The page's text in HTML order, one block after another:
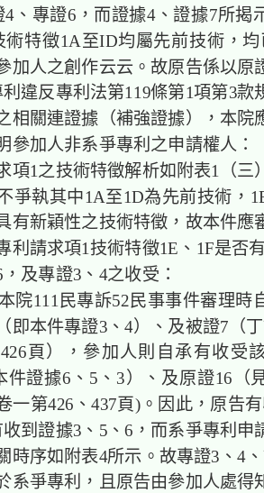
4、專證6，而證據4、證據7所揭
術特徵1A至ID均屬先前技術，
加人之創作云云。故原告係以原
違反專利法第119條第1項第3款
相關連證據（補強證據），本
明參加人非系爭專利之申請權
1之技術特徵解析如附表1（三
爭執其中1A至1D為先前技術，
有新穎性之技術特徵，故本件應
利請求項1技術特徵1E、1F是否
及專證3、4之收受：
院111民專訴52民事事件審理時
即本件專證3、4）、及被證7（
頁），參加人則自承有收受
件證據6、5、3）、及原證16（
一第426、437頁)。因此，原告
到證據3、5、6，而系爭專利申
時序如附表4所示。故專證3、4
系爭專利，且原告由參加人處得